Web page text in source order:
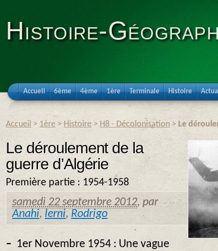
Histoire-
Accueil 6ème 4ème 1ère Terminale Histoire
Accueil > 1ère > Histoire > H8 - Décolonisation > Le
Le déroulement de la
guerre d’Algérie
Première partie : 1954-1958
samedi 22 septembre 2012, par
Anahi, lerni, Rodrigo
– 1er Novembre 1954 : Une vague